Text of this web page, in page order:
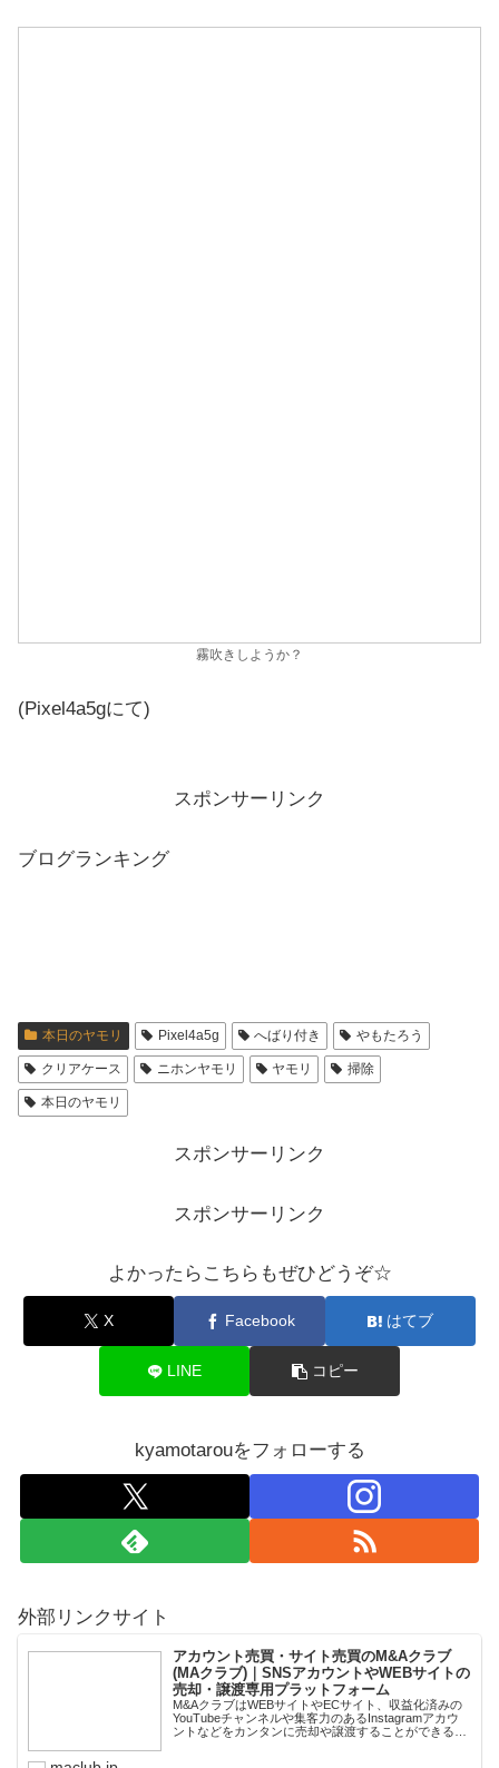
霧吹きしようか？
(Pixel4a5gにて)
スポンサーリンク
ブログランキング
本日のヤモリ Pixel4a5g へばり付き やもたろう
クリアケース ニホンヤモリ ヤモリ 掃除
本日のヤモリ
スポンサーリンク
スポンサーリンク
よかったらこちらもぜひどうぞ☆
X Facebook はてブ
LINE コピー
kyamotarouをフォローする
外部リンクサイト
アカウント売買・サイト売買のM&Aクラブ
(MAクラブ)｜SNSアカウントやWEBサイトの
売却・譲渡専用プラットフォーム
M&AクラブはWEBサイトやECサイト、収益化済みの
YouTubeチャンネルや集客力のあるInstagramアカウ
ントなどをカンタンに売却や譲渡することができるプ